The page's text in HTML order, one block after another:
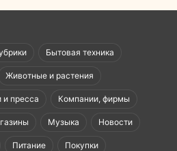
Бытовая техника
Животные и растения
и пресса Компании, фирмы
Музыка Новости
Питание Покупки